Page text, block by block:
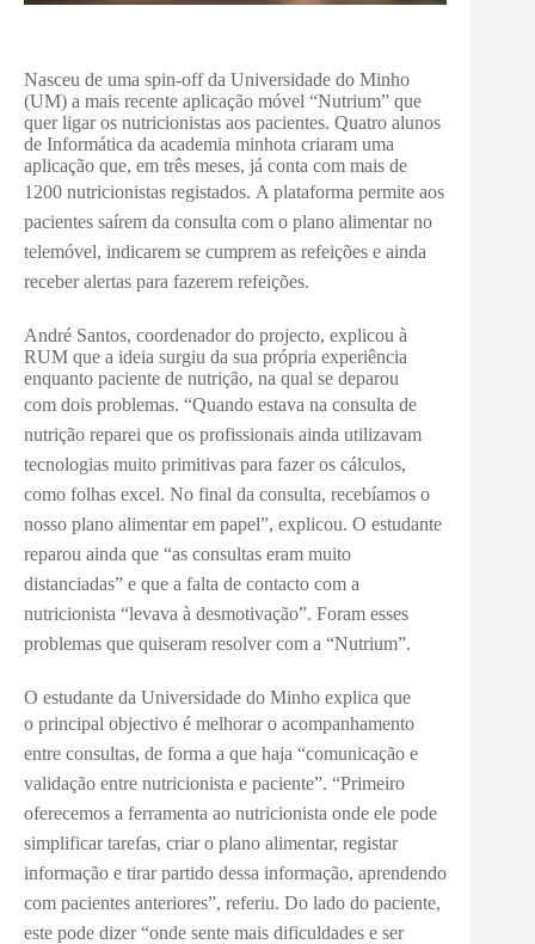
Nasceu de uma spin-off da Universidade do Minho
(UM) a mais recente aplicação móvel “Nutrium” que
quer ligar os nutricionistas aos pacientes. Quatro alunos
de Informática da academia minhota criaram uma
aplicação que, em três meses, já conta com mais de
1200 nutricionistas registados. A plataforma permite aos
pacientes saírem da consulta com o plano alimentar no
telemóvel, indicarem se cumprem as refeições e ainda
receber alertas para fazerem refeições.
André Santos, coordenador do projecto, explicou à
RUM que a ideia surgiu da sua própria experiência
enquanto paciente de nutrição, na qual se deparou
com dois problemas. “Quando estava na consulta de
nutrição reparei que os profissionais ainda utilizavam
tecnologias muito primitivas para fazer os cálculos,
como folhas excel. No final da consulta, recebíamos o
nosso plano alimentar em papel”, explicou. O estudante
reparou ainda que “as consultas eram muito
distanciadas” e que a falta de contacto com a
nutricionista “levava à desmotivação”. Foram esses
problemas que quiseram resolver com a “Nutrium”.
O estudante da Universidade do Minho explica que
o principal objectivo é melhorar o acompanhamento
entre consultas, de forma a que haja “comunicação e
validação entre nutricionista e paciente”. “Primeiro
oferecemos a ferramenta ao nutricionista onde ele pode
simplificar tarefas, criar o plano alimentar, registar
informação e tirar partido dessa informação, aprendendo
com pacientes anteriores”, referiu. Do lado do paciente,
este pode dizer “onde sente mais dificuldades e ser